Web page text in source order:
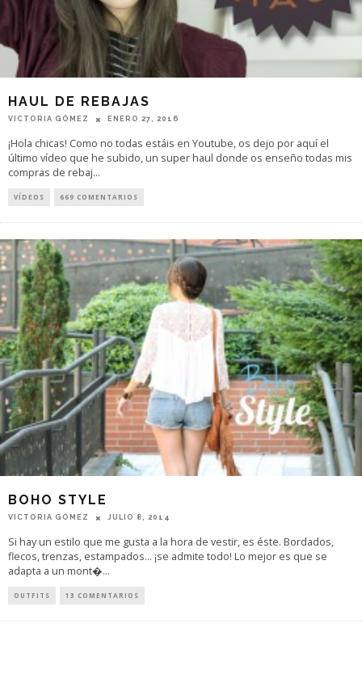
HAUL DE REBAJAS
VICTORIA GÓMEZ ENERO 27, 2016
¡Hola chicas! Como no todas estáis en Youtube, os dejo por aquí el
último vídeo que he subido, un super haul donde os enseño todas mis
compras de rebaj...
VÍDEOS 669 COMENTARIOS
BOHO STYLE
VICTORIA GÓMEZ JULIO 8, 2014
Si hay un estilo que me gusta a la hora de vestir, es éste. Bordados,
flecos, trenzas, estampados... ¡se admite todo! Lo mejor es que se
adapta a un mont�...
OUTFITS 13 COMENTARIOS